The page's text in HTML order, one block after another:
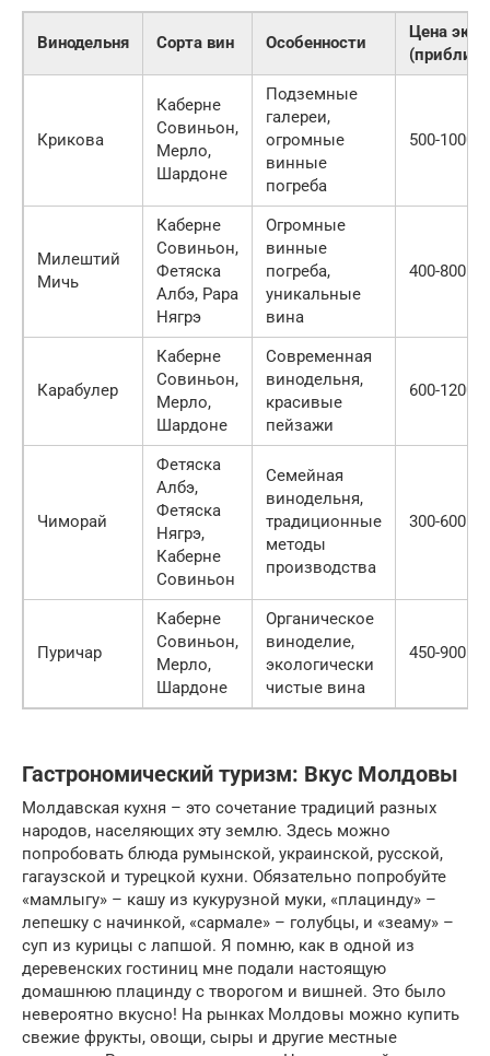
Винодельня Сорта вин Особенности
Цена
Крикова
Каберне
Совиньон,
Мерло,
Шардоне
Подземные
галереи,
огромные
винные
погреба
500-1000
Милештий
Мичь
Каберне
Совиньон,
Фетяска
Албэ, Рара
Нягрэ
Огромные
винные
погреба,
уникальные
вина
400-800
Карабулер
Каберне
Совиньон,
Мерло,
Шардоне
Современная
винодельня,
красивые
пейзажи
600-1200
Чиморай
Фетяска
Албэ,
Фетяска
Нягрэ,
Каберне
Совиньон
Семейная
винодельня,
традиционные
методы
производства
300-600
Пуричар
Каберне
Совиньон,
Мерло,
Шардоне
Органическое
виноделие,
экологически
чистые вина
450-900
Гастрономический туризм: Вкус Молдовы
Молдавская кухня – это сочетание традиций разных
народов, населяющих эту землю. Здесь можно
попробовать блюда румынской, украинской, русской,
гагаузской и турецкой кухни. Обязательно попробуйте
«мамлыгу» – кашу из кукурузной муки, «плацинду» –
лепешку с начинкой, «сармале» – голубцы, и «зеаму» –
суп из курицы с лапшой. Я помню, как в одной из
деревенских гостиниц мне подали настоящую
домашнюю плацинду с творогом и вишней. Это было
невероятно вкусно! На рынках Молдовы можно купить
свежие фрукты, овощи, сыры и другие местные